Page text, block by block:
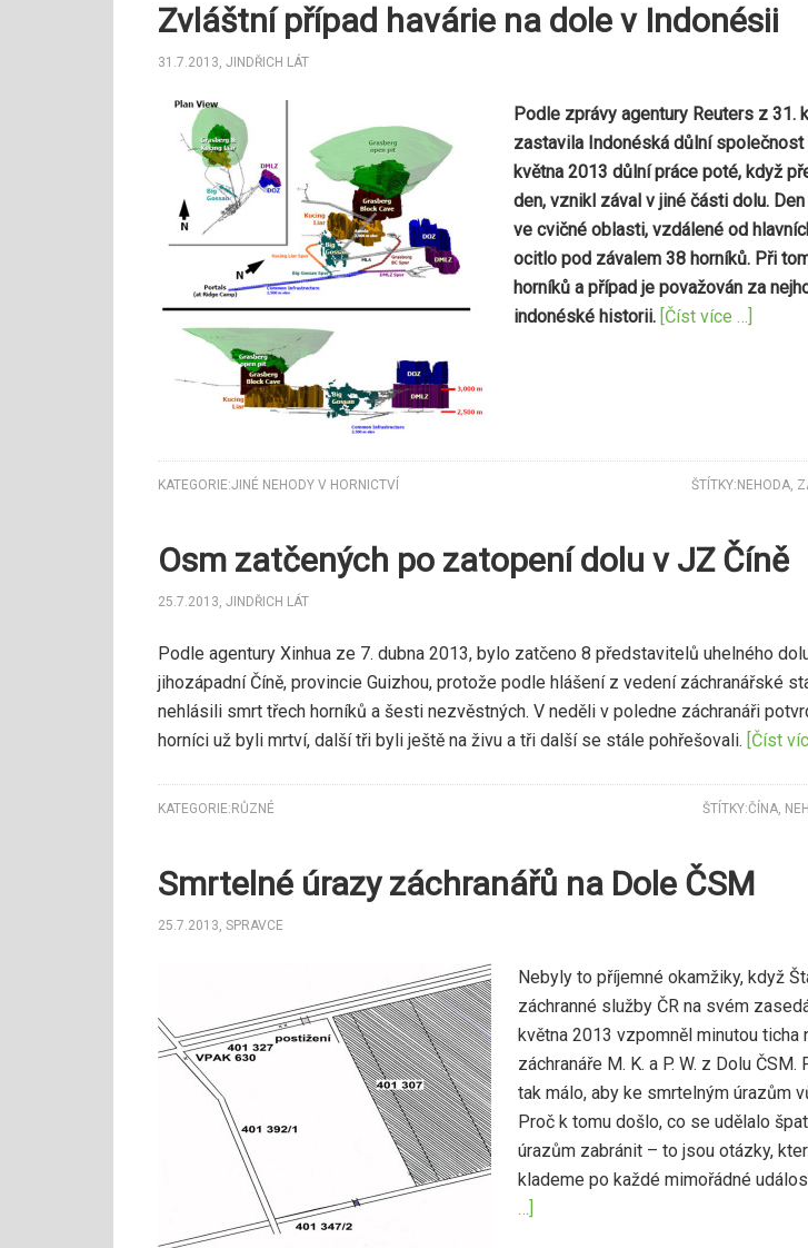
Zvláštní případ havárie na dole v Indonésii
31.7.2013, JINDŘICH LÁT
Podle zprávy agentury Reuters z 31.
zastavila Indonéská důlní společnost
května 2013 důlní práce poté, když
den, vznikl zával v jiné části dolu.
ve cvičné oblasti, vzdálené od
ocitlo pod závalem 38 horníků. Při
horníků a případ je považován za
indonéské historii. [Číst více …]
KATEGORIE:JINÉ NEHODY V HORNICTVÍ ŠTÍTKY: NEHODA,
Osm zatčených po zatopení dolu v JZ Číně
25.7.2013, JINDŘICH LÁT
Podle agentury Xinhua ze 7. dubna 2013, bylo zatčeno 8 představitelů uhelného
jihozápadní Číně, provincie Guizhou, protože podle hlášení z vedení záchranářské
nehlásili smrt třech horníků a šesti nezvěstných. V neděli v poledne záchranáři
horníci už byli mrtví, další tři byli ještě na živu a tři další se stále pohřešovali. [Číst
KATEGORIE: RŮZNÉ ŠTÍTKY:ČÍNA,
Smrtelné úrazy záchranářů na Dole ČSM
25.7.2013, SPRAVCE
Nebyly to příjemné okamžiky, když
záchranné služby ČR na svém
května 2013 vzpomněl minutou ticha
záchranáře M. K. a P. W. z Dolu
tak málo, aby ke smrtelným úrazům
Proč k tomu došlo, co se udělalo
úrazům zabránit – to jsou otázky,
klademe po každé mimořádné
…]